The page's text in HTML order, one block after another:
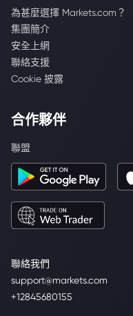
聯絡我們
support@markets.com
+12845680155
為甚麼選擇 Markets.com？
集團簡介
安全上網
聯絡支援
Cookie 披露
合作夥伴
聯盟